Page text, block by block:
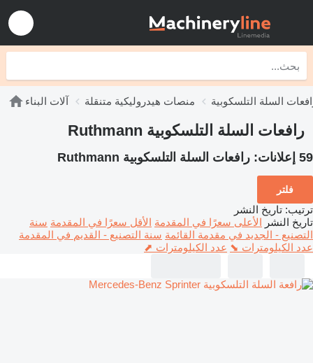
آلات البناء منصات هيدروليكية متنقلة السلة التلسكوبية
رافعات السلة التلسكوبية Ruthmann
59 إعلانات: رافعات السلة التلسكوبية Ruthmann
فلتر
ترتيب: تاريخ النشر
تاريخ النشر الأعلى سعرًا في المقدمة الأقل سعرًا في المقدمة سنة
التصنيع - الجديد في مقدمة القائمة سنة التصنيع - القديم في المقدمة
عدد الكيلومترات ⬊ عدد الكيلومترات ⬈